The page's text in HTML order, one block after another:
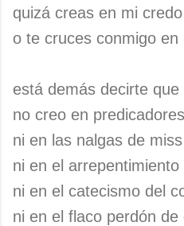
quizá creas en mi
o te cruces conmigo
está demás decirte
no creo en
ni en las nalgas de
ni en el
ni en el catecismo del
ni en el flaco perdón de